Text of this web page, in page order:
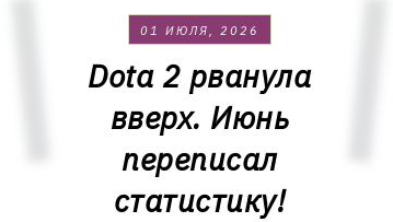
01 ИЮЛЯ, 2026
Dota 2 рванула
вверх. Июнь
переписал
статистику!